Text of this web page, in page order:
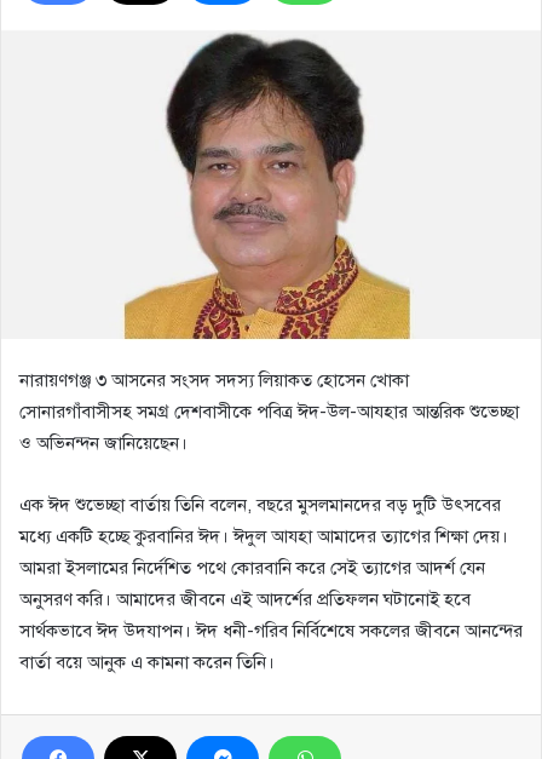
নারায়ণগঞ্জ ৩ আসনের সংসদ সদস্য লিয়াকত হোসেন খোকা
সোনারগাঁবাসীসহ সমগ্র দেশবাসীকে পবিত্র ঈদ-উল-আযহার আন্তরিক শুভেচ্ছা
ও অভিনন্দন জানিয়েছেন।
এক ঈদ শুভেচ্ছা বার্তায় তিনি বলেন, বছরে মুসলমানদের বড় দুটি উৎসবের
মধ্যে একটি হচ্ছে কুরবানির ঈদ। ঈদুল আযহা আমাদের ত্যাগের শিক্ষা দেয়।
আমরা ইসলামের নির্দেশিত পথে কোরবানি করে সেই ত্যাগের আদর্শ যেন
অনুসরণ করি। আমাদের জীবনে এই আদর্শের প্রতিফলন ঘটানোই হবে
সার্থকভাবে ঈদ উদযাপন। ঈদ ধনী-গরিব নির্বিশেষে সকলের জীবনে আনন্দের
বার্তা বয়ে আনুক এ কামনা করেন তিনি।